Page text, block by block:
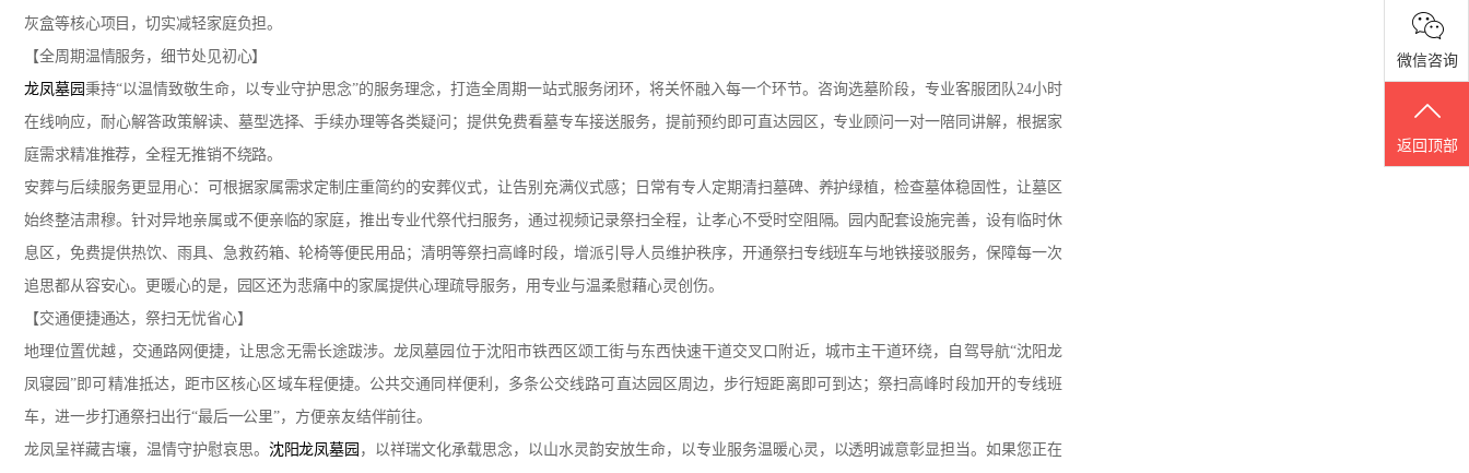
灰盒等核心项目，切实减轻家庭负担。
【全周期温情服务，细节处见初心】
龙凤墓园秉持“以温情致敬生命，以专业守护思念”的服务理念，打造全周期一站式服务闭环，将关怀融入每一个环节。咨询选墓阶段，专业客服团队24小时
在线响应，耐心解答政策解读、墓型选择、手续办理等各类疑问；提供免费看墓专车接送服务，提前预约即可直达园区，专业顾问一对一陪同讲解，根据家
庭需求精准推荐，全程无推销不绕路。
安葬与后续服务更显用心：可根据家属需求定制庄重简约的安葬仪式，让告别充满仪式感；日常有专人定期清扫墓碑、养护绿植，检查墓体稳固性，让墓区
始终整洁肃穆。针对异地亲属或不便亲临的家庭，推出专业代祭代扫服务，通过视频记录祭扫全程，让孝心不受时空阻隔。园内配套设施完善，设有临时休
息区，免费提供热饮、雨具、急救药箱、轮椅等便民用品；清明等祭扫高峰时段，增派引导人员维护秩序，开通祭扫专线班车与地铁接驳服务，保障每一次
追思都从容安心。更暖心的是，园区还为悲痛中的家属提供心理疏导服务，用专业与温柔慰藉心灵创伤。
【交通便捷通达，祭扫无忧省心】
地理位置优越，交通路网便捷，让思念无需长途跋涉。龙凤墓园位于沈阳市铁西区颂工街与东西快速干道交叉口附近，城市主干道环绕，自驾导航“沈阳龙
凤寝园”即可精准抵达，距市区核心区域车程便捷。公共交通同样便利，多条公交线路可直达园区周边，步行短距离即可到达；祭扫高峰时段加开的专线班
车，进一步打通祭扫出行“最后一公里”，方便亲友结伴前往。
龙凤呈祥藏吉壤，温情守护慰哀思。 沈阳龙凤墓园 ，以祥瑞文化承载思念，以山水灵韵安放生命，以专业服务温暖心灵，以透明诚意彰显担当。如果您正在
微信咨询
返回顶部